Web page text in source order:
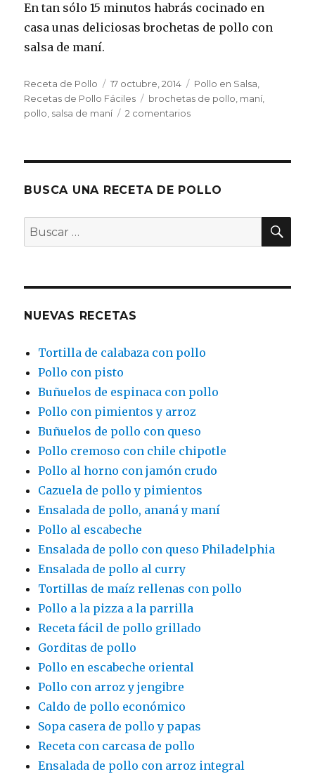
En tan sólo 15 minutos habrás cocinado en
casa unas deliciosas brochetas de pollo con
salsa de maní.
Autor
Receta de Pollo
Publicado
el
17 octubre, 2014 Categorías
Pollo en Salsa
Recetas de Pollo Fáciles
Etiquetas
brochetas de pollo maní,
pollo salsa de maní 2 comentariosen
salsa
maní
BUSCA UNA RECETA DE POLLO
Buscar
por:
NUEVAS RECETAS
Tortilla de calabaza con pollo
Pollo con pisto
Buñuelos de espinaca con pollo
Pollo con pimientos y arroz
Buñuelos de pollo con queso
Pollo cremoso con chile chipotle
Pollo al horno con jamón crudo
Cazuela de pollo y pimientos
Ensalada de pollo, ananá y maní
Pollo al escabeche
Ensalada de pollo con queso Philadelphia
Ensalada de pollo al curry
Tortillas de maíz rellenas con pollo
Pollo a la pizza a la parrilla
Receta fácil de pollo grillado
Gorditas de pollo
Pollo en escabeche oriental
Pollo con arroz y jengibre
Caldo de pollo económico
Sopa casera de pollo y papas
Receta con carcasa de pollo
Ensalada de pollo con arroz integral